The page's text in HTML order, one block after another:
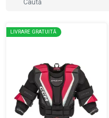
LIVRARE GRATUITĂ